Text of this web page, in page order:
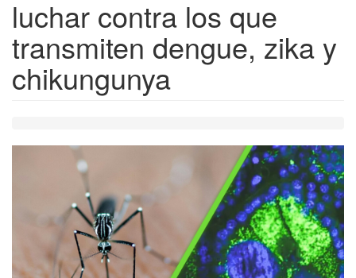
luchar contra los que
transmiten dengue, zika y
chikungunya